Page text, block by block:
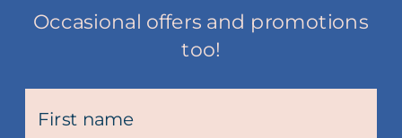
Occasional offers and promotions
too!